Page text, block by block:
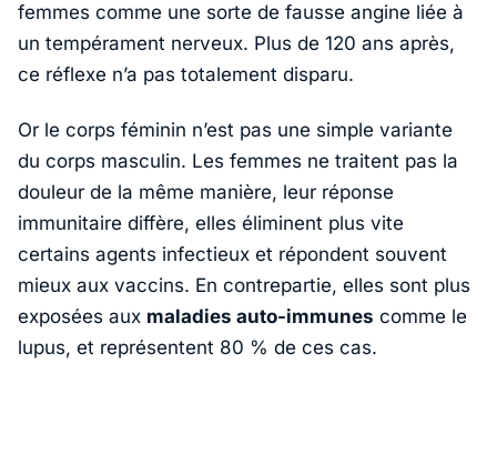
femmes comme une sorte de fausse angine liée à
un tempérament nerveux. Plus de 120 ans après,
ce réflexe n’a pas totalement disparu.
Or le corps féminin n’est pas une simple variante
du corps masculin. Les femmes ne traitent pas la
douleur de la même manière, leur réponse
immunitaire diffère, elles éliminent plus vite
certains agents infectieux et répondent souvent
mieux aux vaccins. En contrepartie, elles sont plus
exposées aux maladies auto-immunes comme le
lupus, et représentent 80 % de ces cas.